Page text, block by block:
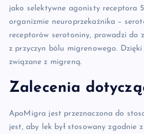
jako selektywne agonisty receptora
organizmie neuroprzekaźnika –
receptorów serotoniny, prowadzi do
z przyczyn bólu migrenowego.
związane z migreną.
Zalecenia
ApoMigra jest przeznaczona do
jest, aby lek był stosowany zgodnie